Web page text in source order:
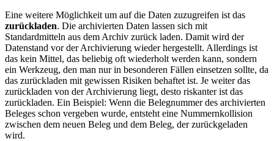
Eine weitere Möglichkeit um auf die Daten zuzugreifen ist das
zurückladen. Die archivierten Daten lassen sich mit
Standardmitteln aus dem Archiv zurück laden. Damit wird der
Datenstand vor der Archivierung wieder hergestellt. Allerdings ist
das kein Mittel, das beliebig oft wiederholt werden kann, sondern
ein Werkzeug, den man nur in besonderen Fällen einsetzen sollte, da
das zurückladen mit gewissen Risiken behaftet ist. Je weiter das
zurückladen von der Archivierung liegt, desto riskanter ist das
zurückladen. Ein Beispiel: Wenn die Belegnummer des archivierten
Beleges schon vergeben wurde, entsteht eine Nummernkollision
zwischen dem neuen Beleg und dem Beleg, der zurückgeladen
wird.